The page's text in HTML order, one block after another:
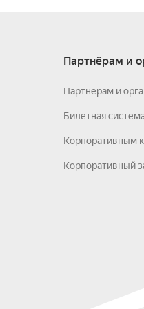
Партнёрам и
Партнёрам и
Билетная
Корпоративным
Корпоративный